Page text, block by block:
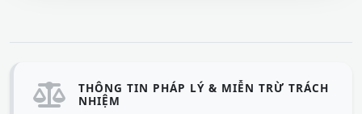
THÔNG TIN PHÁP LÝ & MIỄN TRỪ TRÁCH
NHIỆM